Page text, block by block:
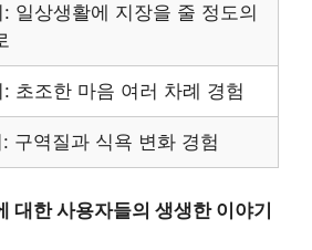
: 일상생활에 지장을 줄 정도의
초조한 마음 여러 차례 경험
: 구역질과 식욕 변화 경험
대한 사용자들의 생생한 이야기